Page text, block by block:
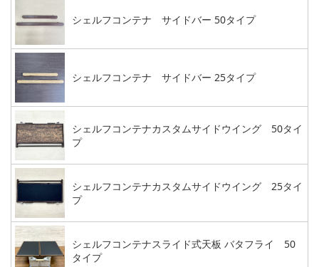
シェルフコンテナ サイドバー 50タイプ
シェルフコンテナ サイドバー 25タイプ
シェルフコンテナカスタムサイドウイング 50タイ
プ
シェルフコンテナカスタムサイドウイング 25タイ
プ
シェルフコンテナスライド式天板 バタフライ 50
タイプ